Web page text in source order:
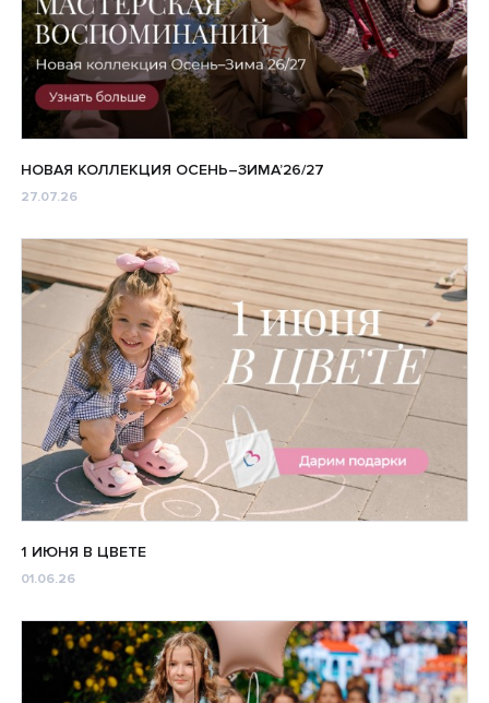
27.07.26
НОВАЯ КОЛЛЕКЦИЯ ОСЕНЬ–ЗИМА’26/27
01.06.26
1 ИЮНЯ В ЦВЕТЕ